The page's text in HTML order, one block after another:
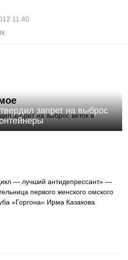
11:40
запрет на выброс
— лучший антидепрессант» —
первого женского омского
«Горгона» Ирма Казакова